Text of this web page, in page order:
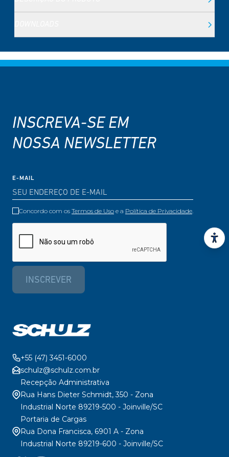
INSCREVA-SE EM
NOSSA NEWSLETTER
E-MAIL
Concordo com os Termos de Uso e a Política de Privacidade.
INSCREVER
+55 (47) 3451-6000
schulz@schulz.com.br
Recepção Administrativa
Rua Hans Dieter Schmidt, 350 - Zona
Industrial Norte 89219-500 - Joinville/SC
Portaria de Cargas
Rua Dona Francisca, 6901 A - Zona
Industrial Norte 89219-600 - Joinville/SC